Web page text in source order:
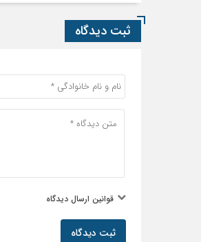
ثبت دیدگاه
قوانین ارسال دیدگاه
ثبت دیدگاه